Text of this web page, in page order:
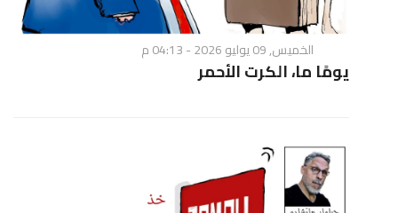
الخميس, 09 يوليو 2026 - 04:13 م
يومًا ما، الكرت الأحمر